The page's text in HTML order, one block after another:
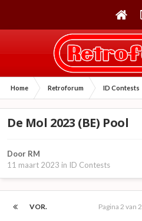
Home Retroforum ID Contests
De Mol 2023 (BE) Pool
Door RM
11 maart 2023 in ID Contests
VOR. Pagina 2 van 2